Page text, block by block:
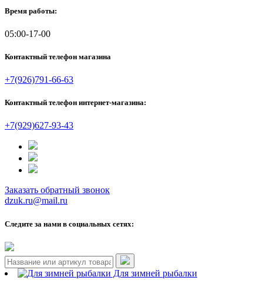
Время работы:
05:00-17-00
Контактный телефон магазина
+7(926)791-66-63
Контактный телефон интернет-магазина:
+7(929)627-93-43
Заказать обратный звонок
dzuk.ru@mail.ru
Следите за нами в социальных сетях:
Для зимней рыбалки